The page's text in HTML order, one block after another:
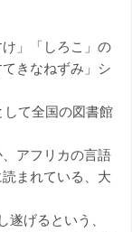
け」「しろこ」の
きなねずみ」シ
して全国の図書館
アフリカの言語
まれている、大
げるという、